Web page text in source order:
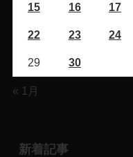
15 16 17
22 23 24
29 30
« 1月
新着記事